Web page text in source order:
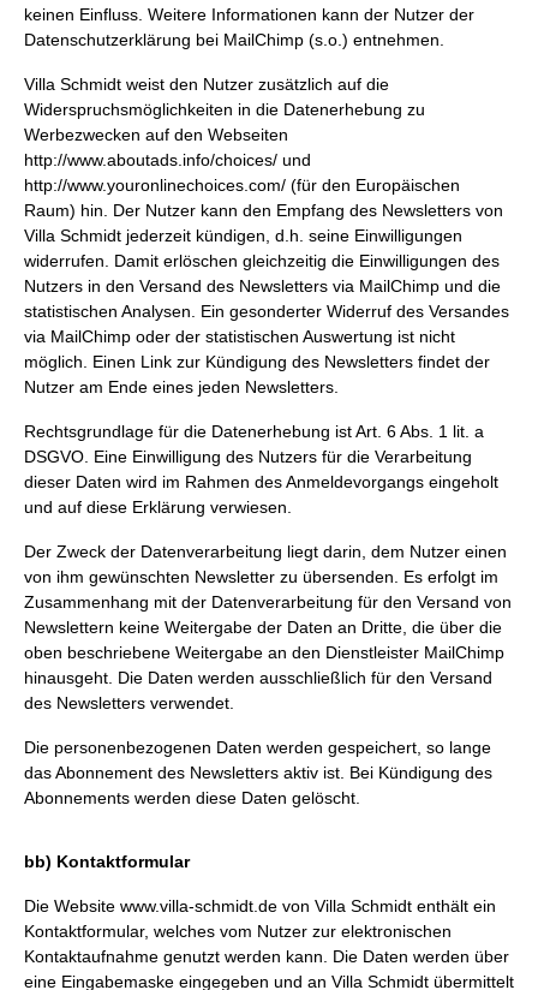
keinen Einfluss. Weitere Informationen kann der Nutzer der
Datenschutzerklärung bei MailChimp (s.o.) entnehmen.
Villa Schmidt weist den Nutzer zusätzlich auf die
Widerspruchsmöglichkeiten in die Datenerhebung zu
Werbezwecken auf den Webseiten
http://www.aboutads.info/choices/ und
http://www.youronlinechoices.com/ (für den Europäischen
Raum) hin. Der Nutzer kann den Empfang des Newsletters von
Villa Schmidt jederzeit kündigen, d.h. seine Einwilligungen
widerrufen. Damit erlöschen gleichzeitig die Einwilligungen des
Nutzers in den Versand des Newsletters via MailChimp und die
statistischen Analysen. Ein gesonderter Widerruf des Versandes
via MailChimp oder der statistischen Auswertung ist nicht
möglich. Einen Link zur Kündigung des Newsletters findet der
Nutzer am Ende eines jeden Newsletters.
Rechtsgrundlage für die Datenerhebung ist Art. 6 Abs. 1 lit. a
DSGVO. Eine Einwilligung des Nutzers für die Verarbeitung
dieser Daten wird im Rahmen des Anmeldevorgangs eingeholt
und auf diese Erklärung verwiesen.
Der Zweck der Datenverarbeitung liegt darin, dem Nutzer einen
von ihm gewünschten Newsletter zu übersenden. Es erfolgt im
Zusammenhang mit der Datenverarbeitung für den Versand von
Newslettern keine Weitergabe der Daten an Dritte, die über die
oben beschriebene Weitergabe an den Dienstleister MailChimp
hinausgeht. Die Daten werden ausschließlich für den Versand
des Newsletters verwendet.
Die personenbezogenen Daten werden gespeichert, so lange
das Abonnement des Newsletters aktiv ist. Bei Kündigung des
Abonnements werden diese Daten gelöscht.
bb) Kontaktformular
Die Website www.villa-schmidt.de von Villa Schmidt enthält ein
Kontaktformular, welches vom Nutzer zur elektronischen
Kontaktaufnahme genutzt werden kann. Die Daten werden über
eine Eingabemaske eingegeben und an Villa Schmidt übermittelt